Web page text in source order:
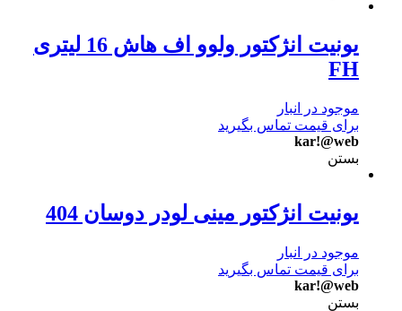
یونیت انژکتور ولوو اف هاش 16 لیتری
FH
موجود در انبار
برای قیمت تماس بگیرید
kar!@web
بستن
یونیت انژکتور مینی لودر دوسان 404
موجود در انبار
برای قیمت تماس بگیرید
kar!@web
بستن